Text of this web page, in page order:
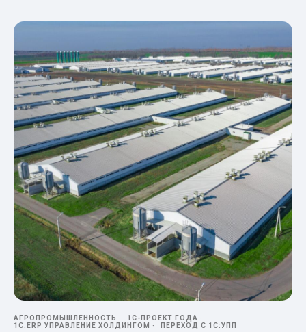
АГРОПРОМЫШЛЕННОСТЬ
1С-ПРОЕКТ ГОДА
1С:ERP УПРАВЛЕНИЕ ХОЛДИНГОМ
ПЕРЕХОД С 1С:УПП